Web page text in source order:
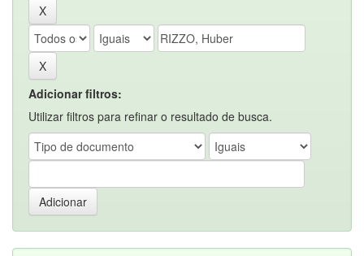
Adicionar filtros:
Utilizar filtros para refinar o resultado de busca.